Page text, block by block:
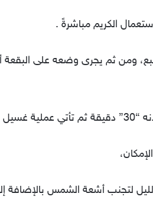
ومن ثم يجرى وضعه على
لتجنب أشعة الشمس بالإضافة إلى